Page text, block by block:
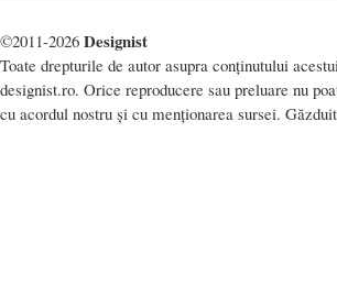
©2011-2026 Designist
Toate drepturile de autor asupra conținutului
designist.ro. Orice reproducere sau preluare nu
cu acordul nostru și cu menționarea sursei.